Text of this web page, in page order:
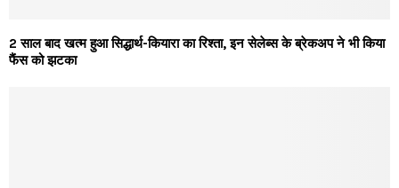
2 साल बाद खत्म हुआ सिद्धार्थ-कियारा का रिश्ता, इन सेलेब्स के ब्रेकअप ने भी किया
फैंस को झटका